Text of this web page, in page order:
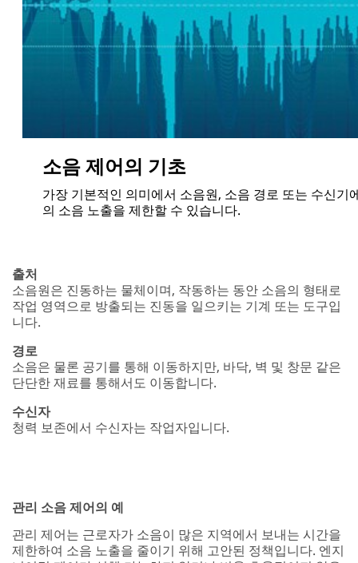
니다.
경로
소음은 물론 공기를 통해 이동하지만, 바닥, 벽 및 창문 같은
단단한 재료를 통해서도 이동합니다.
청력 보존에서 수신자는 작업자입니다.
관리 소음 제어의 예
경우에는 종종 이러한 정책이 필요합니다.
예를 들어 고용주는 소음 제어 접근 방식을 채택하여 설계
단계에서 소음이 적은 장비와 프로세스를 지정할 수 있습니
나 소음 노출을 제한하는 행정 정책을 적용하여 소음으로 인
한 청력 상실의 위험을 낮추는 방법이 있습니다.
직원 수가 적을 때(예, 야간) 시끄러운 장비 및 프로세스
경로
시끄러운 지역에 대한 접근 제한